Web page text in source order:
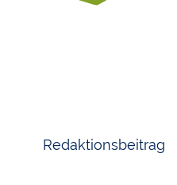
Redaktionsbeitrag